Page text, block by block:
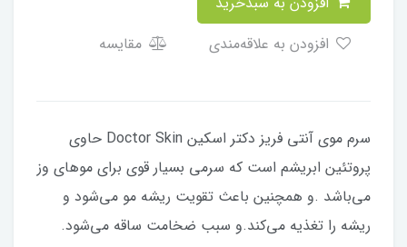
مقایسه
سرم موی آنتی فریز دکتر اسکین Doctor Skin حاوی
پروتئین ابریشم است که سرمی بسیار قوی برای موهای وز
می‌باشد .و همچنین باعث تقویت ریشه مو می‌شود و
ریشه را تغذیه می‌کند.و سبب ضخامت ساقه می‌شود.